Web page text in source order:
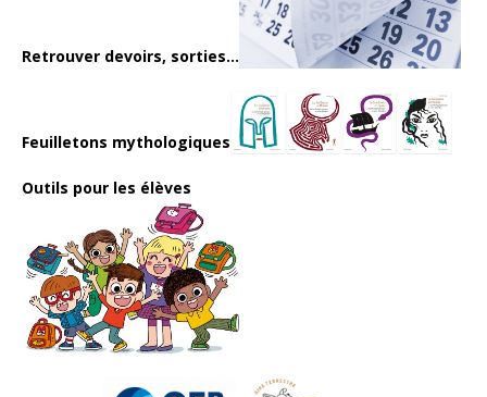
Retrouver devoirs, sorties...
Feuilletons mythologiques
Outils pour les élèves